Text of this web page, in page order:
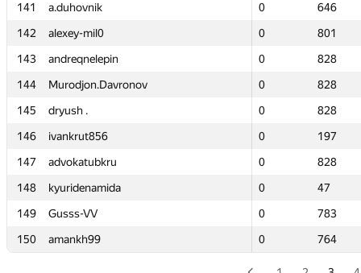
141
a.duhovnik 0
646
142
alexey-mil0 0
801
143
andreqnelepin 0
828
144
Murodjon.Davronov 0
828
145
dryush . 0
828
146
ivankrut856 0
197
147
advokatubkru 0
828
148
kyuridenamida 0
47
149
Gusss-VV 0
783
150
amankh99 0 764
141
a.duhovnik 0
646
142
alexey-mil0 0
801
143
andreqnelepin 0
828
144
Murodjon.Davronov 0
828
145
dryush . 0
828
146
ivankrut856 0
197
147
advokatubkru 0
828
148
kyuridenamida 0
47
149
Gusss-VV 0
783
150
amankh99 0 764